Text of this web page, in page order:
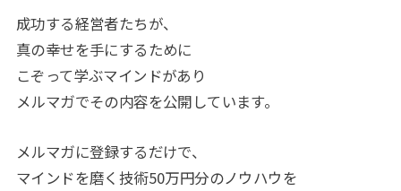
成功する経営者たちが、
真の幸せを手にするために
こぞって学ぶマインドがあり
メルマガでその内容を公開しています。
メルマガに登録するだけで、
マインドを磨く技術50万円分のノウハウを